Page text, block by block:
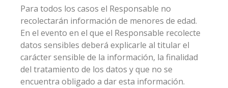
Para todos los casos el Responsable no
recolectarán información de menores de edad.
En el evento en el que el Responsable recolecte
datos sensibles deberá explicarle al titular el
carácter sensible de la información, la finalidad
del tratamiento de los datos y que no se
encuentra obligado a dar esta información.